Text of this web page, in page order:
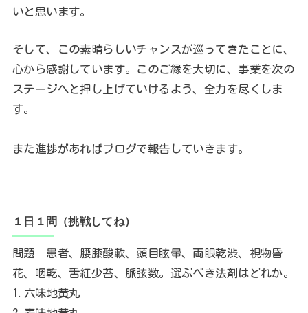
いと思います。
そして、この素晴らしいチャンスが巡ってきたことに、
心から感謝しています。このご縁を大切に、事業を次の
ステージへと押し上げていけるよう、全力を尽くしま
す。
また進捗があればブログで報告していきます。
１日１問（挑戦してね）
問題 患者、腰膝酸軟、頭目眩暈、両眼乾渋、視物昏
花、咽乾、舌紅少苔、脈弦数。選ぶべき法剤はどれか。
1.六味地黄丸